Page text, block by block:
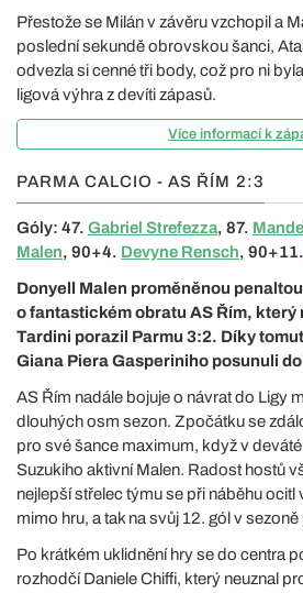
Přestože se Milán v závěru vzchopil a
poslední sekundě obrovskou šanci,
odvezla si cenné tři body, což pro ni
ligová výhra z devíti zápasů.
Více informací k
PARMA CALCIO - AS ŘÍM 2:3
Góly: 47. Gabriel Strefezza, 87.
Malen, 90+4. Devyne Rensch, 90+11.
Donyell Malen proměněnou
o fantastickém obratu AS Řím, který
Tardini porazil Parmu 3:2. Díky
Giana Piera Gasperiniho posunuli do
AS Řím nadále bojuje o návrat do Ligy
dlouhých osm sezon. Zpočátku se
pro své šance maximum, když v
Suzukiho aktivní Malen. Radost hostů
nejlepší střelec týmu se při náběhu ocitl
mimo hru, a tak na svůj 12. gól v
Po krátkém uklidnění hry se do centra
rozhodčí Daniele Chiffi, který neuznal